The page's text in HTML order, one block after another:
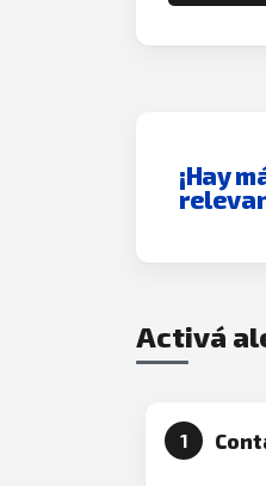
¡Hay
Activá
1